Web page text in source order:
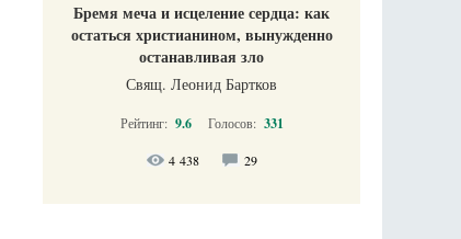
Бремя меча и исцеление сердца: как
остаться христианином, вынужденно
останавливая зло
Свящ. Леонид Бартков
Рейтинг: 9.6 Голосов: 331
4 438 29